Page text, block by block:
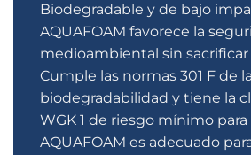
Biodegradable y de bajo
AQUAFOAM favorece la
medioambiental sin sacrificar
Cumple las normas 301 F de
biodegradabilidad y tiene la
WGK 1 de riesgo mínimo para
AQUAFOAM es adecuado